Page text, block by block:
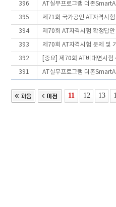
396 AT실무프로그램 더존
395 제71회 국가공인 AT자격시
394 제70회 AT자격시험 확정답
393 제70회 AT자격시험 문제 및
392 [중요] 제70회 AT비대면시험
391 AT실무프로그램 더존
11 12 13